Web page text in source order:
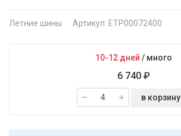
Летние шины Артикул: ETP00072400
10-12 дней / много
6 740 ₽
в корзину